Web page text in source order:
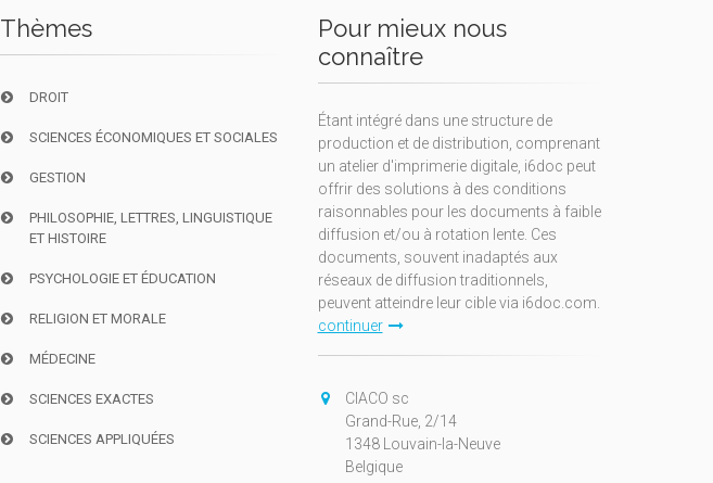
Thèmes
DROIT
SCIENCES ÉCONOMIQUES ET SOCIALES
GESTION
PHILOSOPHIE, LETTRES, LINGUISTIQUE
ET HISTOIRE
PSYCHOLOGIE ET ÉDUCATION
RELIGION ET MORALE
MÉDECINE
SCIENCES EXACTES
SCIENCES APPLIQUÉES
Pour mieux nous
connaître
Étant intégré dans une structure de
production et de distribution, comprenant
un atelier d'imprimerie digitale, i6doc peut
offrir des solutions à des conditions
raisonnables pour les documents à faible
diffusion et/ou à rotation lente. Ces
documents, souvent inadaptés aux
réseaux de diffusion traditionnels,
peuvent atteindre leur cible via i6doc.com.
continuer
CIACO sc
Grand-Rue, 2/14
1348 Louvain-la-Neuve
Belgique